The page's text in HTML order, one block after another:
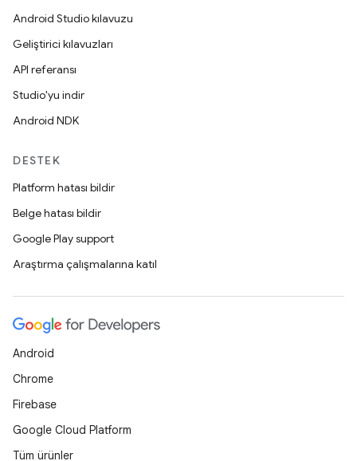
Android Studio kılavuzu
Geliştirici kılavuzları
API referansı
Studio'yu indir
Android NDK
DESTEK
Platform hatası bildir
Belge hatası bildir
Google Play support
Araştırma çalışmalarına katıl
Android
Chrome
Firebase
Google Cloud Platform
Tüm ürünler